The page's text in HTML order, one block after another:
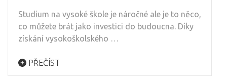
Studium na vysoké škole je náročné ale je to něco,
co můžete brát jako investici do budoucna. Díky
získání vysokoškolského …
PŘEČÍST